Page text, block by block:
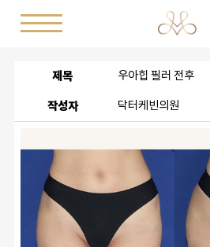
제목 우아힙 필러 전후
작성자 닥터케빈의원